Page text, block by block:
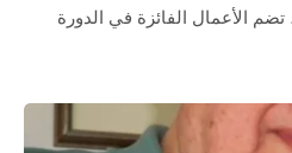
الأعمال الفائزة في الدورة